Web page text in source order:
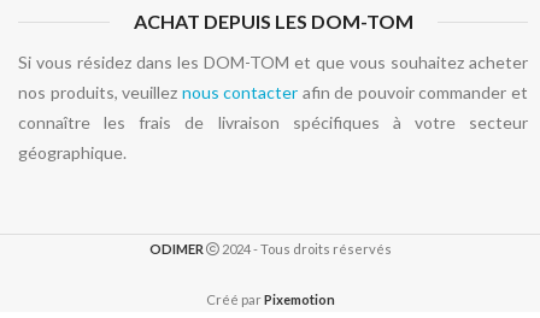
ACHAT DEPUIS LES DOM-TOM
Si vous résidez dans les DOM-TOM et que vous souhaitez acheter
nos produits, veuillez nous contacter afin de pouvoir commander et
connaître les frais de livraison spécifiques à votre secteur
géographique.
ODIMER 2024 - Tous droits réservés
Créé parPixemotion